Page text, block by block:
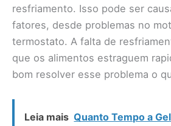
resfriamento. Isso pode ser
fatores, desde problemas no
termostato. A falta de
que os alimentos estraguem
bom resolver esse problema o
Leia mais Quanto Tempo a